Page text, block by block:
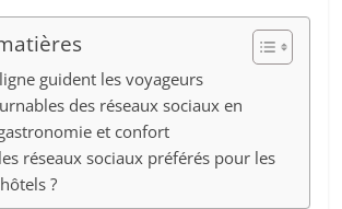
guident les voyageurs
des réseaux sociaux en
et confort
réseaux sociaux préférés pour les
?